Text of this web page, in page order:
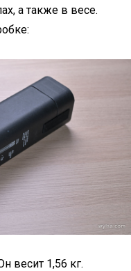
а также в весе.
весит 1,56 кг.